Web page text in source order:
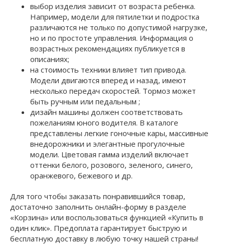
выбор изделия зависит от возраста ребенка.
Например, модели для пятилетки и подростка
различаются не только по допустимой нагрузке,
но и по простоте управления. Информация о
возрастных рекомендациях публикуется в
описаниях;
на стоимость техники влияет тип привода.
Модели двигаются вперед и назад, имеют
несколько передач скоростей. Тормоз может
быть ручным или педальным ;
дизайн машины должен соответствовать
пожеланиям юного водителя. В каталоге
представлены легкие гоночные кары, массивные
внедорожники и элегантные прогулочные
модели. Цветовая гамма изделий включает
оттенки белого, розового, зеленого, синего,
оранжевого, бежевого и др.
Для того чтобы заказать понравившийся товар,
достаточно заполнить онлайн-форму в разделе
«Корзина» или воспользоваться функцией «Купить в
один клик». Предоплата гарантирует быструю и
бесплатную доставку в любую точку нашей страны!